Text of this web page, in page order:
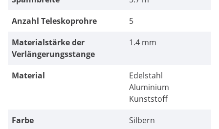
Anzahl Teleskoprohre
5
Materialstärke der
Verlängerungsstange
1.4 mm
Material
Edelstahl
Aluminium
Kunststoff
Farbe
Silbern